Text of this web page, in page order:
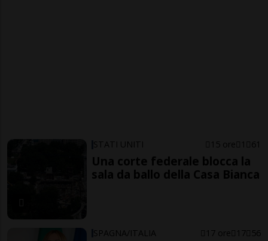
STATI UNITI 15 ore 1 61
Una corte federale blocca la
sala da ballo della Casa Bianca
SPAGNA/ITALIA 17 ore 17 56